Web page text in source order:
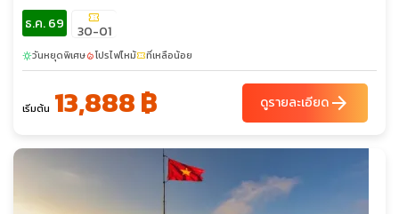
ธ.ค. 69
confirmation_number
30-01
sunnyวันหยุดพิเศษlocal_fire_departmentโปรไฟไหม้confirmation_numberที่เหลือน้อย
เริ่มต้น 13,888 ฿ ดูรายละเอียดarrow_forward